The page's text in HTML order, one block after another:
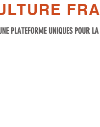
PLATEFORME UNIQUES POUR